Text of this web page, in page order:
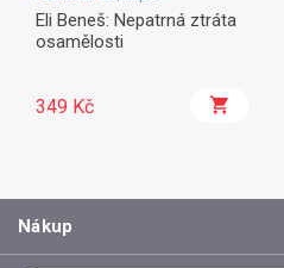
Eli Beneš: Nepatrná ztráta
osamělosti
349 Kč
Nákup